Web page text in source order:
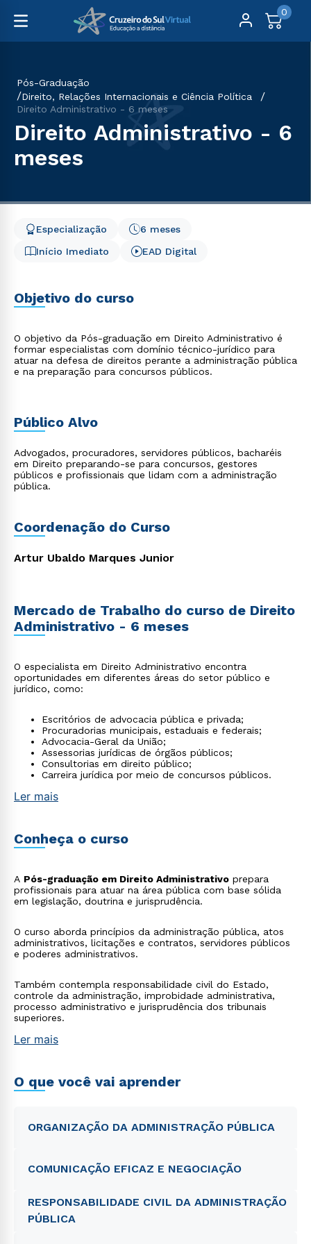
0
Pós-Graduação
Direito, Relações Internacionais e Ciência Política
Direito Administrativo - 6 meses
Direito Administrativo - 6
meses
Início Imediato
6 meses
Especialização
EAD Digital
Objetivo do curso
O objetivo da Pós-graduação em Direito Administrativo é
formar especialistas com domínio técnico-jurídico para
atuar na defesa de direitos perante a administração pública
e na preparação para concursos públicos.
Público Alvo
Advogados, procuradores, servidores públicos, bacharéis
em Direito preparando-se para concursos, gestores
públicos e profissionais que lidam com a administração
pública.
Coordenação do Curso
Artur Ubaldo Marques Junior
Mercado de Trabalho do curso de Direito
Administrativo - 6 meses
O especialista em Direito Administrativo encontra
oportunidades em diferentes áreas do setor público e
jurídico, como:
Escritórios de advocacia pública e privada;
Procuradorias municipais, estaduais e federais;
Advocacia-Geral da União;
Assessorias jurídicas de órgãos públicos;
Consultorias em direito público;
Carreira jurídica por meio de concursos públicos.
Ler mais
Conheça o curso
A Pós-graduação em Direito Administrativo prepara
profissionais para atuar na área pública com base sólida
em legislação, doutrina e jurisprudência.
O curso aborda princípios da administração pública, atos
administrativos, licitações e contratos, servidores públicos
e poderes administrativos.
Também contempla responsabilidade civil do Estado,
controle da administração, improbidade administrativa,
processo administrativo e jurisprudência dos tribunais
superiores.
Ler mais
O que você vai aprender
ORGANIZAÇÃO DA ADMINISTRAÇÃO PÚBLICA
COMUNICAÇÃO EFICAZ E NEGOCIAÇÃO
RESPONSABILIDADE CIVIL DA ADMINISTRAÇÃO
PÚBLICA